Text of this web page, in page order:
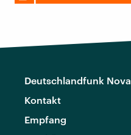
Deutschlandfunk Nova
Kontakt
Empfang